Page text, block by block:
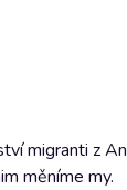
migranti z
měníme my.